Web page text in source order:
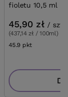
fioletu 10,5 ml
45,90 zł / szt.
(437,14 zł / 100ml)
45.9 pkt